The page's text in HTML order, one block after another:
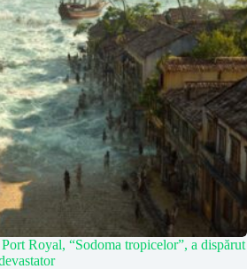
Royal, “Sodoma tropicelor”, a dispărut